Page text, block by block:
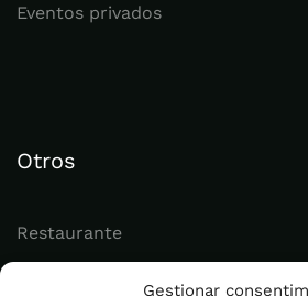
Gestionar
Eventos privados
Otros
Restaurante